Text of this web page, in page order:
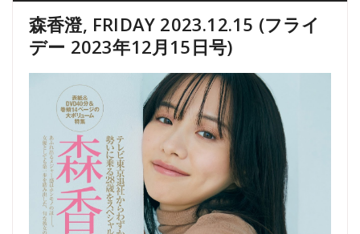
森香澄, FRIDAY 2023.12.15 (フライ
デー 2023年12月15日号)